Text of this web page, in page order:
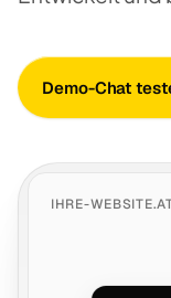
Demo-Chat
IHRE-